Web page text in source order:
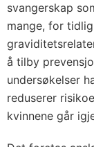
svangerskap
mange, for
å tilby
undersøkelser
reduserer
kvinnene går